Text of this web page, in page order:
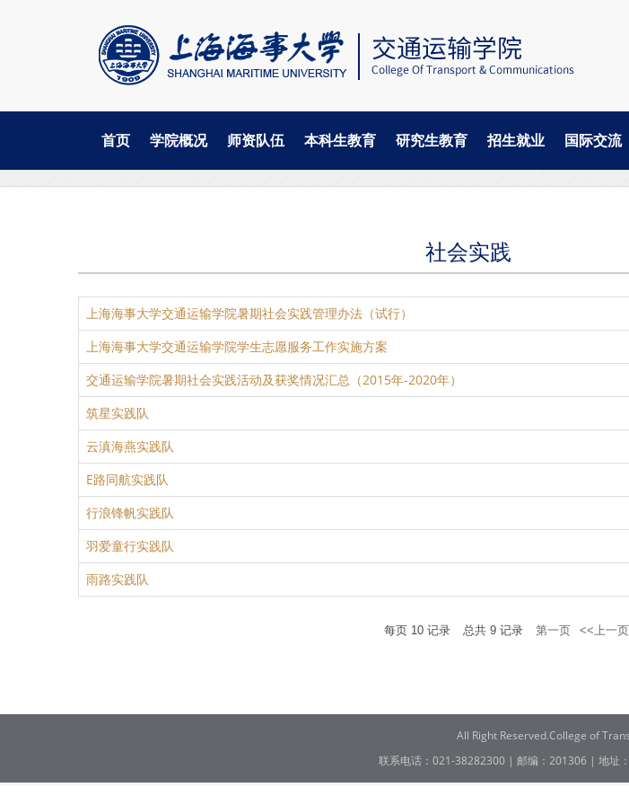
转
到
首页 学院概况 师资队伍 本科生教育 研究生教育 招生就业 国际交流
当
前
社会实践
上海海事大学交通运输学院暑期社会实践管理办法（试行）
上海海事大学交通运输学院学生志愿服务工作实施方案
交通运输学院暑期社会实践活动及获奖情况汇总（2015年-2020年）
筑星实践队
云滇海燕实践队
E路同航实践队
行浪锋帆实践队
羽爱童行实践队
雨路实践队
每页 10 记录 总共 9 记录 第一页 <<上一页
All Right Reserved.College of
联系电话：021-38282300 | 邮编：201306 | 地址